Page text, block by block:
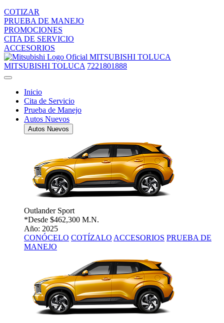
COTIZAR
PRUEBA DE MANEJO
PROMOCIONES
CITA DE SERVICIO
ACCESORIOS
MITSUBISHI TOLUCA
MITSUBISHI TOLUCA 7221801888
Inicio
Cita de Servicio
Prueba de Manejo
Autos Nuevos
Autos Nuevos
Outlander Sport
*Desde $462,300 M.N.
Año: 2025
CONÓCELO COTÍZALO ACCESORIOS PRUEBA DE
MANEJO